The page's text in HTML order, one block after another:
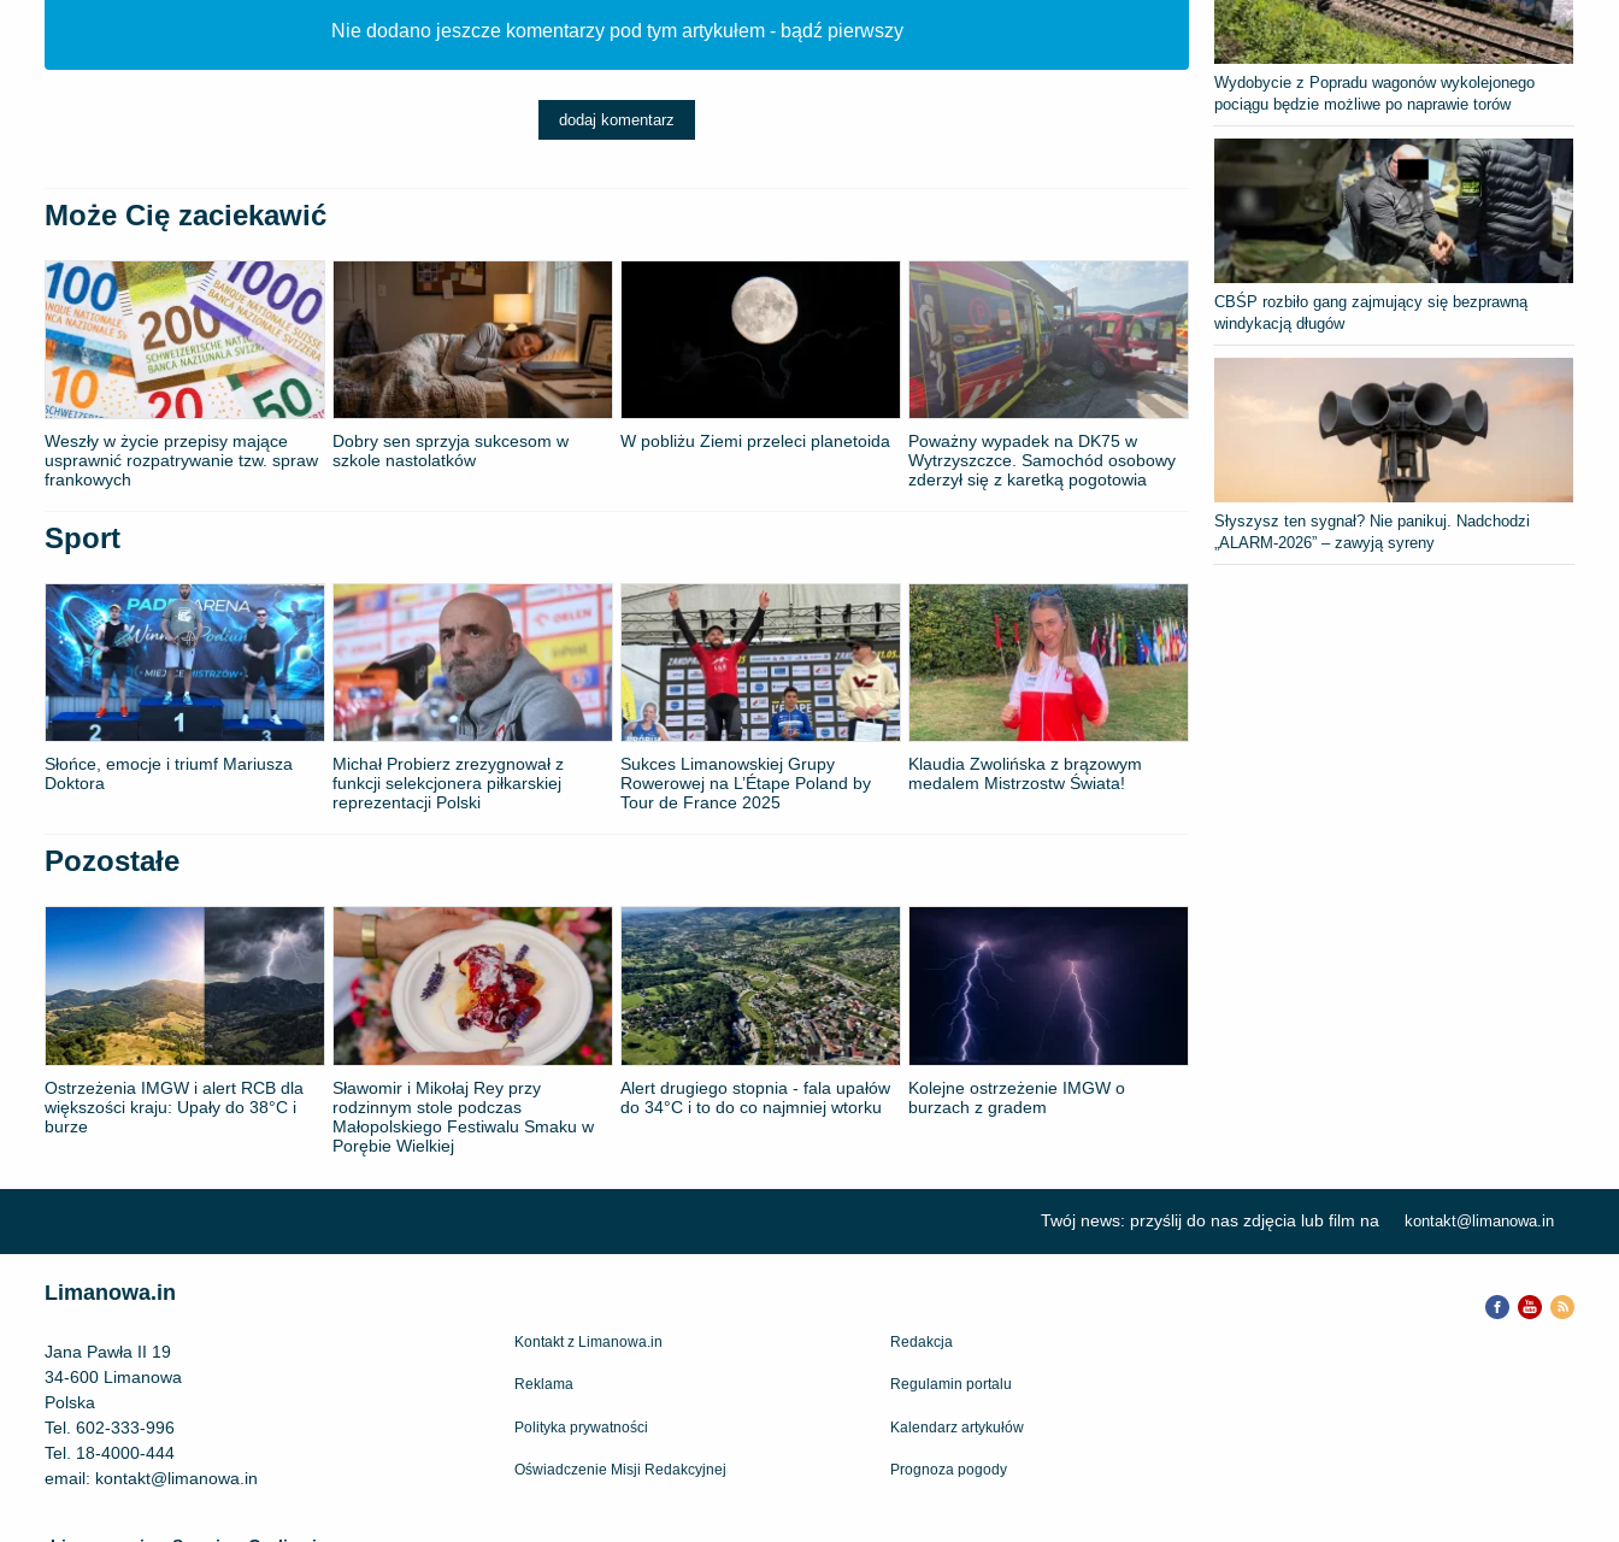
Nie dodano jeszcze komentarzy pod tym artykułem - bądź pierwszy
dodaj komentarz
Może Cię zaciekawić
Weszły w życie przepisy mające
usprawnić rozpatrywanie tzw. spraw
frankowych
Dobry sen sprzyja sukcesom w
szkole nastolatków
W pobliżu Ziemi przeleci planetoida
Poważny wypadek na DK75 w
Wytrzyszczce. Samochód osobowy
zderzył się z karetką pogotowia
Sport
Słońce, emocje i triumf Mariusza
Doktora
Michał Probierz zrezygnował z
funkcji selekcjonera piłkarskiej
reprezentacji Polski
Sukces Limanowskiej Grupy
Rowerowej na L’Étape Poland by
Tour de France 2025
Klaudia Zwolińska z brązowym
medalem Mistrzostw Świata!
Pozostałe
Ostrzeżenia IMGW i alert RCB dla
większości kraju: Upały do 38°C i
burze
Sławomir i Mikołaj Rey przy
rodzinnym stole podczas
Małopolskiego Festiwalu Smaku w
Porębie Wielkiej
Alert drugiego stopnia - fala upałów
do 34°C i to do co najmniej wtorku
Kolejne ostrzeżenie IMGW o
burzach z gradem
Wydobycie z Popradu wagonów wykolejonego
pociągu będzie możliwe po naprawie torów
CBŚP rozbiło gang zajmujący się bezprawną
windykacją długów
Słyszysz ten sygnał? Nie panikuj. Nadchodzi
„ALARM-2026” – zawyją syreny
Twój news: przyślij do nas zdjęcia lub film na kontakt@limanowa.in
Limanowa.in
Jana Pawła II 19
34-600 Limanowa
Polska
Tel. 602-333-996
Tel. 18-4000-444
email: kontakt@limanowa.in
Kontakt z Limanowa.in Redakcja
Reklama Regulamin portalu
Polityka prywatności Kalendarz artykułów
Oświadczenie Misji Redakcyjnej Prognoza pogody